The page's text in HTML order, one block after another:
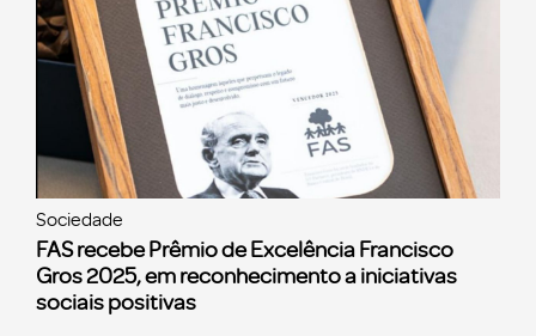
Sociedade
FAS recebe Prêmio de Excelência Francisco
Gros 2025, em reconhecimento a iniciativas
sociais positivas